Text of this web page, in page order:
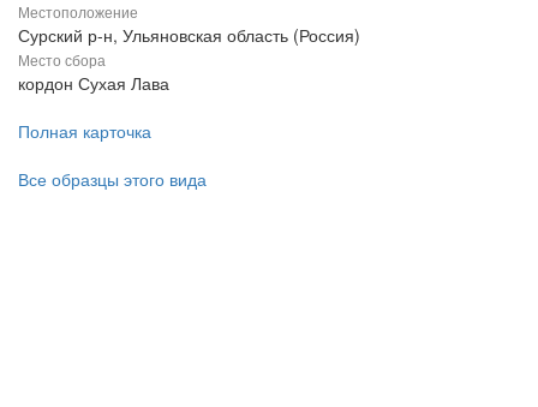
Местоположение
Сурский р-н, Ульяновская область (Россия)
Место сбора
кордон Сухая Лава
Полная карточка
Все образцы этого вида